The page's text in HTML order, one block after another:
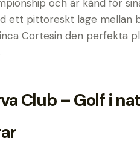
och är känd för
ett pittoreskt läge mellan
Cortesin den perfekta
Club – Golf i